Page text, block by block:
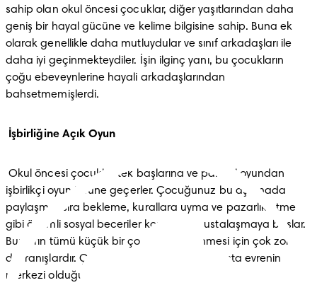
sahip olan okul öncesi çocuklar, diğer yaşıtlarından daha
geniş bir hayal gücüne ve kelime bilgisine sahip. Buna ek
olarak genellikle daha mutluydular ve sınıf arkadaşları ile
daha iyi geçinmekteydiler. İşin ilginç yanı, bu çocukların
çoğu ebeveynlerine hayali arkadaşlarından
bahsetmemişlerdi.
İşbirliğine Açık Oyun
Okul öncesi çocuklar tek başlarına ve paralel oyundan
işbirlikçi oyun türüne geçerler. Çocuğunuz bu aşamada
paylaşma, sıra bekleme, kurallara uyma ve pazarlık etme
gibi önemli sosyal beceriler konusunda ustalaşmaya başlar.
Bunların tümü küçük bir çocuğun öğrenmesi için çok zor
davranışlardır. Çocuğunuz ne de olsa bu yaşta evrenin
merkezi olduğuna inanır!